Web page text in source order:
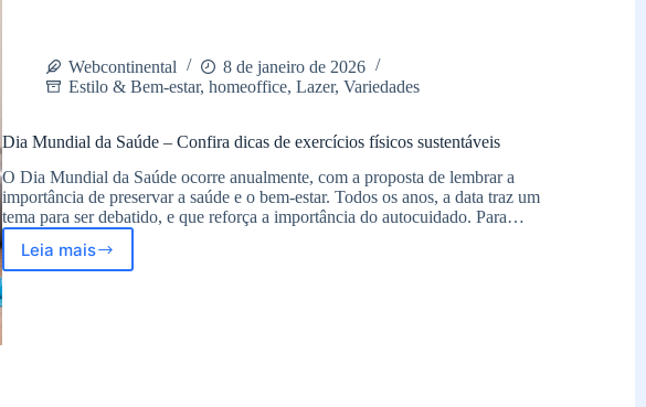
Webcontinental
8 de janeiro de 2026
Estilo & Bem-estar, homeoffice, Lazer, Variedades
Dia Mundial da Saúde – Confira dicas de exercícios físicos sustentáveis
O Dia Mundial da Saúde ocorre anualmente, com a proposta de lembrar a
importância de preservar a saúde e o bem-estar. Todos os anos, a data traz um
tema para ser debatido, e que reforça a importância do autocuidado. Para…
Leia mais
Dia